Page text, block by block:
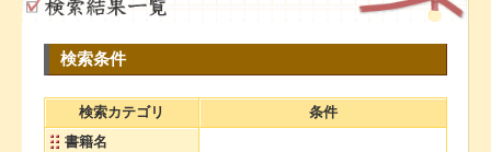
検索条件
検索カテゴリ
条件
書籍名